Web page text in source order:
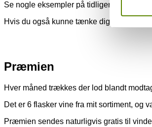
Se nogle eksempler på tidligere
Hvis du også kunne tænke dig, at
Præmien
Hver måned trækkes der lod blandt
Det er 6 flasker vine fra mit sortiment, og
Præmien sendes naturligvis gratis til